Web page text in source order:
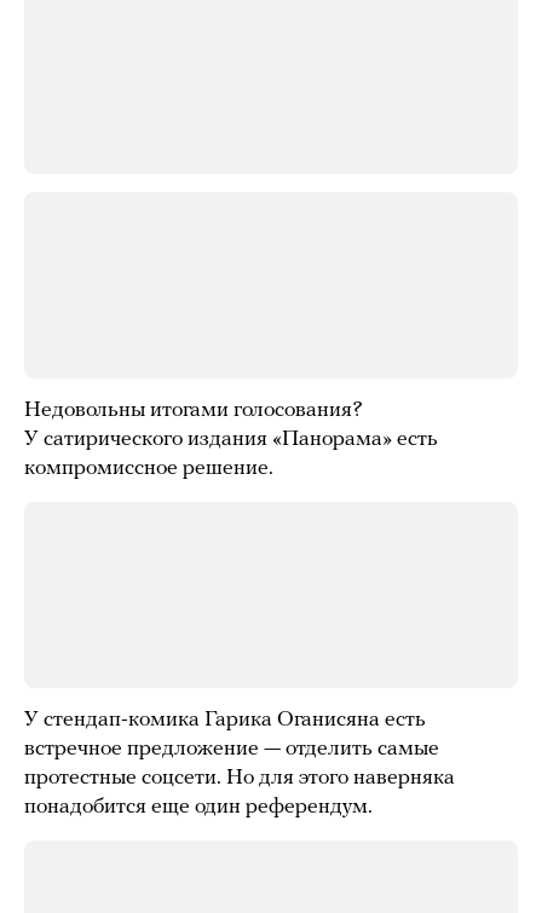
Недовольны итогами голосования?
У сатирического издания «Панорама» есть
компромиссное решение.
У стендап-комика Гарика Оганисяна есть
встречное предложение — отделить самые
протестные соцсети. Но для этого наверняка
понадобится еще один референдум.